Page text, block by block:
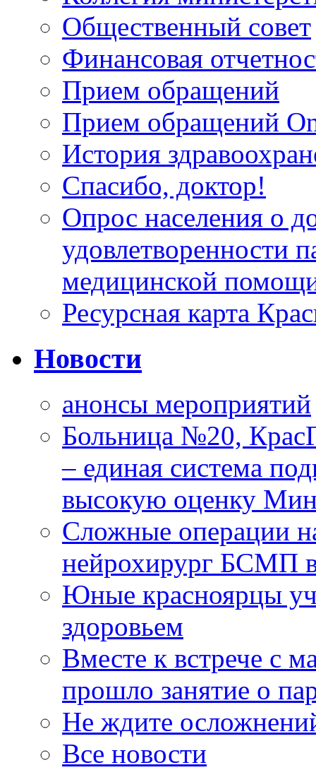
Общественный совет
Финансовая
Прием обращений
Прием обращений
История
Спасибо, доктор!
Опрос населения о
удовлетворенности
медицинской
Ресурсная карта
Новости
анонсы мероприятий
Больница №20,
– единая система
высокую оценку
Сложные операции
нейрохирург БСМП
Юные красноярцы
здоровьем
Вместе к встрече с
прошло занятие о
Не ждите
Все новости